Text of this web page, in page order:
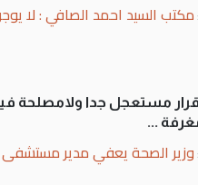
مكتب السيد احمد الصافي : لا
قرار مستعجل جدا ولامصلحة
...
وزير الصحة يعفي مدير مستشفى